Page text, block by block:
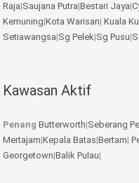
Raja|Saujana Putra|Bestari Jaya|
Kemuning|Kota Warisan| Kuala
Setiawangsa|Sg Pelek|Sg Pusu|
Kawasan Aktif
Penang Butterworth|Seberang
Mertajam|Kepala Batas|Bertam|
Georgetown|Balik Pulau|